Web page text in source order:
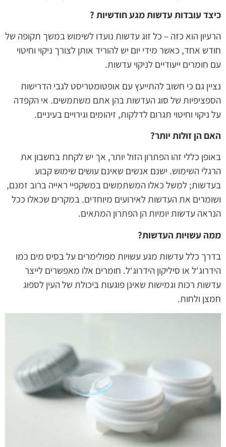
כיצד עובדות עדשות מגע חודשיות ?
הרעיון הוא כזה – כל זוג עדשות נועדו לשימוש במשך תקופה של
חודש אחד, כאשר מידי יום יש להוריד אותן לצורך ניקוי וחיטוי
עם חומרים ייעודיים לניקוי עדשות.
נציין גם כי חשוב להתייעץ עם אופטומטריסט לגבי הדרישות
הספציפיות של סוג העדשות בהן אתם משתמשים. אי הקפדה
על ניקוי וחיטוי תגרום לדלקות, זיהומים וגירויים בעיניים.
האם הן זולות יותר?
באופן כללי זהו הפתרון הזול יותר, אך יש לקחת בחשבון את
הרגלי השימוש. ישנם אנשים שאינם עושים שימוש קבוע
בעדשות; למשל כאלו המשתמשים במשקפיי ראייה ברוב זמנם,
ושומרים את העדשות לאירועים מיוחדים. במקרים שכאלו ככל
הנראה עדשות יומיות הן הפתרון המתאים.
ממה עשויות העדשות?
בדרך כלל עדשות מגע עשויות מפולימרים על בסיס מים כמו
הידרוג‘ל או סיליקון הידרוג‘ל. חומרים אלו מאפשרים לייצר
עדשות רכות וגמישות שאינן פוגעות ביכולת של העין לספוג
חמצן ולחות.